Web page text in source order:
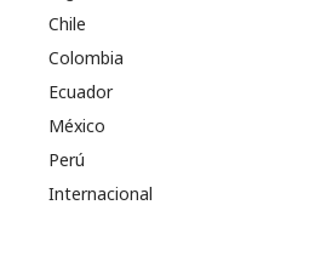
Chile
Colombia
Ecuador
México
Perú
Internacional